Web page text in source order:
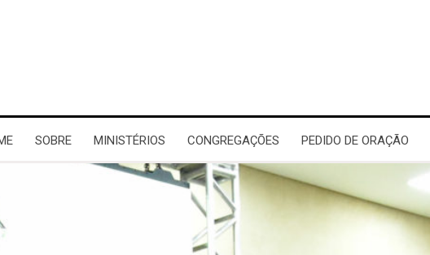
SOBRE MINISTÉRIOS CONGREGAÇÕES PEDIDO DE ORAÇÃO